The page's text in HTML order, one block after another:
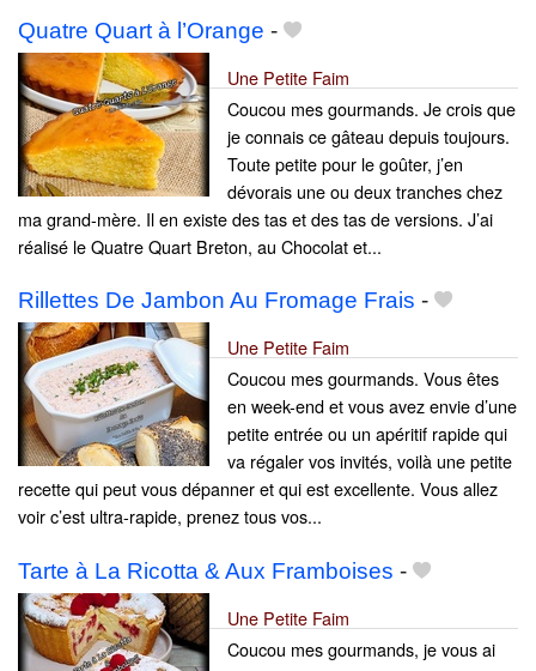
Quatre Quart à l’Orange -
Une Petite Faim
Coucou mes gourmands. Je crois que
je connais ce gâteau depuis toujours.
Toute petite pour le goûter, j’en
dévorais une ou deux tranches chez
ma grand-mère. Il en existe des tas et des tas de versions. J’ai
réalisé le Quatre Quart Breton, au Chocolat et...
Rillettes De Jambon Au Fromage Frais -
Une Petite Faim
Coucou mes gourmands. Vous êtes
en week-end et vous avez envie d’une
petite entrée ou un apéritif rapide qui
va régaler vos invités, voilà une petite
recette qui peut vous dépanner et qui est excellente. Vous allez
voir c’est ultra-rapide, prenez tous vos...
Tarte à La Ricotta & Aux Framboises -
Une Petite Faim
Coucou mes gourmands, je vous ai